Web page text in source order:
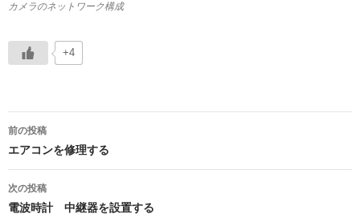
カメラのネットワーク構成
+4
投
稿
ナ
ビ
前の投稿
エアコンを修理する
次の投稿
電波時計 中継器を設置する